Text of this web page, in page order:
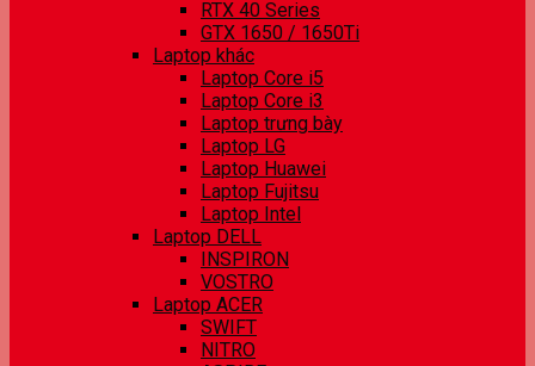
RTX 40 Series
GTX 1650 / 1650Ti
Laptop khác
Laptop Core i5
Laptop Core i3
Laptop trưng bày
Laptop LG
Laptop Huawei
Laptop Fujitsu
Laptop Intel
Laptop DELL
INSPIRON
VOSTRO
Laptop ACER
SWIFT
NITRO